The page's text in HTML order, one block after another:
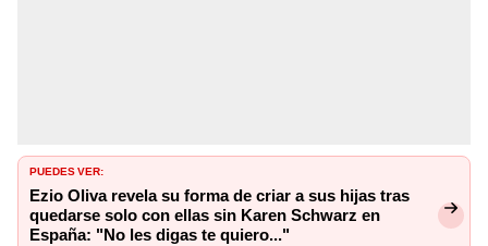
PUEDES VER:
Ezio Oliva revela su forma de criar a sus hijas tras
quedarse solo con ellas sin Karen Schwarz en
España: "No les digas te quiero..."